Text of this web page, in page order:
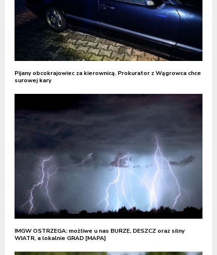
Pijany obcokrajowiec za kierownicą. Prokurator z Wągrowca chce
surowej kary
IMGW OSTRZEGA: możliwe u nas BURZE, DESZCZ oraz silny
WIATR, a lokalnie GRAD [MAPA]